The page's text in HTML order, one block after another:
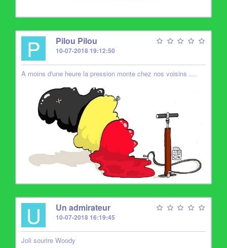
P Pilou Pilou
10-07-2018 19:12:50
A moins d'une heure la pression monte chez nos voisins ....
U Un admirateur
10-07-2018 16:19:45
Joli sourire Woody